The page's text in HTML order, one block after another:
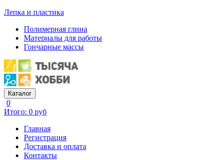
Лепка и пластика
Полимерная глина
Материалы для работы
Гончарные массы
Каталог
0
Итого: 0 руб
Главная
Регистрация
Доставка и оплата
Контакты